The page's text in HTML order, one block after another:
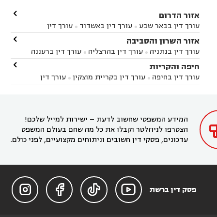
אזור הדרום
עורך דין בבאר שבע  עורך דין באשדוד 
עורך דין
באשקלון
עורך דין בבאר טוביה עורך דין בגן יבנה
עורך דין בניר הבנים עורך דין בערד
זיקים
עורך דין בנתיבות עורך דין בקרית מלאכי

אזור השרון והסביבה
עורך דין בנתניה  עורך דין בהרצליה  עורך דין ברעננה
עורך דין בחדרה עורך דין בכפר סבא
עורך דין בהוד
השרון
עורך דין באבן יהודה
עורך דין בחריש עורך דין בקיסריה עורך דין בקדימה

חיפה והקריות
עורך דין בחיפה  עורך דין בקריית מוצקין 
עורך דין
בקרית מוצקין
עורך דין בקריית אתא
עורך דין

המידע המשפטי שחשוב לדעת – ישירות למייל שלכם!
הצטרפו לניוזלטר וקבלו את כל מה שחם בעולם המשפט
עדכונים, פסקי דין חשובים וניתוחים מקצועיים, לפני כולם.
פסק דין ברשת 


